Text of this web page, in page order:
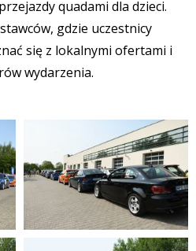
quadami dla dzieci.
gdzie uczestnicy
się z lokalnymi ofertami i
wydarzenia.